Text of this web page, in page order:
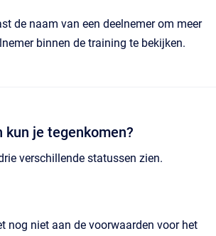
de naam van een deelnemer om meer
binnen de training te bekijken.
kun je tegenkomen?
verschillende statussen zien.
nog niet aan de voorwaarden voor het